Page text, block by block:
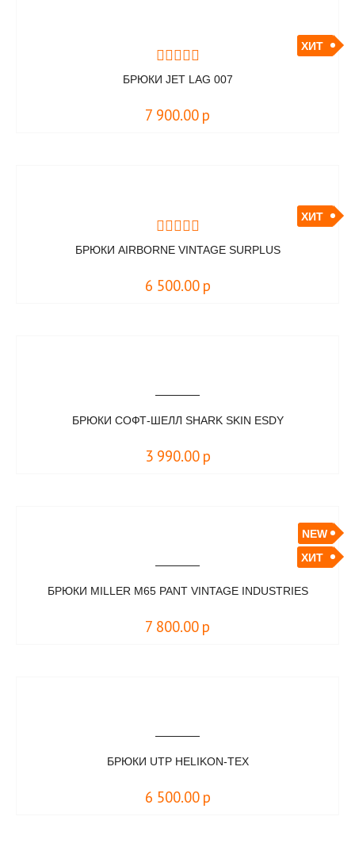
ХИТ
БРЮКИ JET LAG 007
7 900.00 р
ХИТ
БРЮКИ AIRBORNE VINTAGE SURPLUS
6 500.00 р
БРЮКИ СОФТ-ШЕЛЛ SHARK SKIN ESDY
3 990.00 р
NEW
ХИТ
БРЮКИ MILLER M65 PANT VINTAGE INDUSTRIES
7 800.00 р
БРЮКИ UTP HELIKON-TEX
6 500.00 р